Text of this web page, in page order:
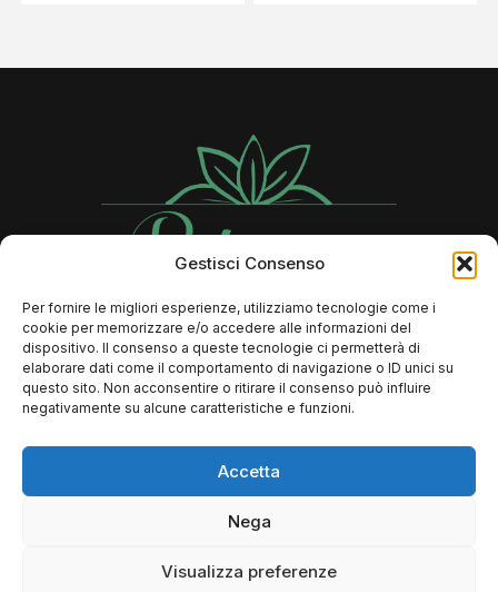
Gestisci Consenso
Per fornire le migliori esperienze, utilizziamo tecnologie come i
cookie per memorizzare e/o accedere alle informazioni del
dispositivo. Il consenso a queste tecnologie ci permetterà di
elaborare dati come il comportamento di navigazione o ID unici su
questo sito. Non acconsentire o ritirare il consenso può influire
negativamente su alcune caratteristiche e funzioni.
Accetta
Nega
Visualizza preferenze
Contatti
366 73 89 806
FAQ
Dove si trova il mio ordine?
Termini e condizioni